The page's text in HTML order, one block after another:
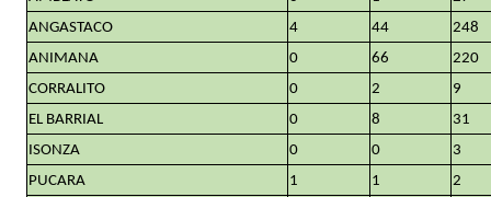
ANGASTACO
4 44
248
ANIMANA
0 66
220
CORRALITO
0 2
9
EL BARRIAL
0 8
31
ISONZA
0 0
3
PUCARA
1 1
2